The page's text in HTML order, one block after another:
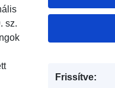
sz.
Frissítve: